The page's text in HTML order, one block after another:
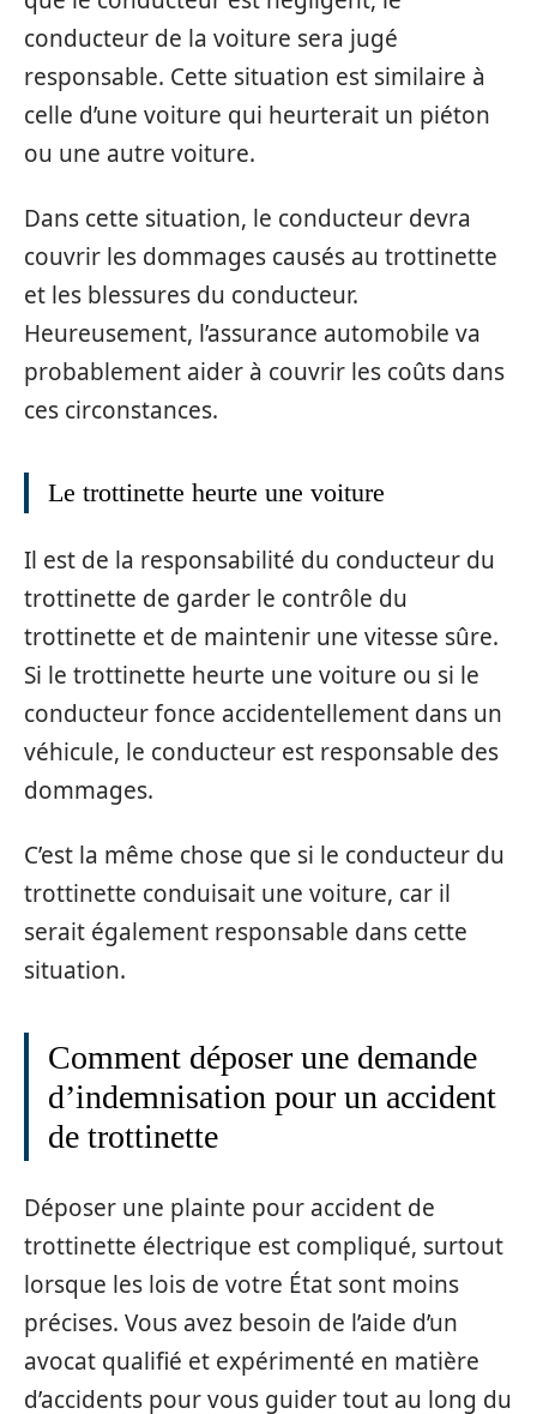
conducteur de la voiture sera jugé
responsable. Cette situation est similaire à
celle d’une voiture qui heurterait un piéton
ou une autre voiture.
Dans cette situation, le conducteur devra
couvrir les dommages causés au trottinette
et les blessures du conducteur.
Heureusement, l’assurance automobile va
probablement aider à couvrir les coûts dans
ces circonstances.
Le trottinette heurte une voiture
Il est de la responsabilité du conducteur du
trottinette de garder le contrôle du
trottinette et de maintenir une vitesse sûre.
Si le trottinette heurte une voiture ou si le
conducteur fonce accidentellement dans un
véhicule, le conducteur est responsable des
dommages.
C’est la même chose que si le conducteur du
trottinette conduisait une voiture, car il
serait également responsable dans cette
situation.
Comment déposer une demande
d’indemnisation pour un accident
de trottinette
Déposer une plainte pour accident de
trottinette électrique est compliqué, surtout
lorsque les lois de votre État sont moins
précises. Vous avez besoin de l’aide d’un
avocat qualifié et expérimenté en matière
d’accidents pour vous guider tout au long du